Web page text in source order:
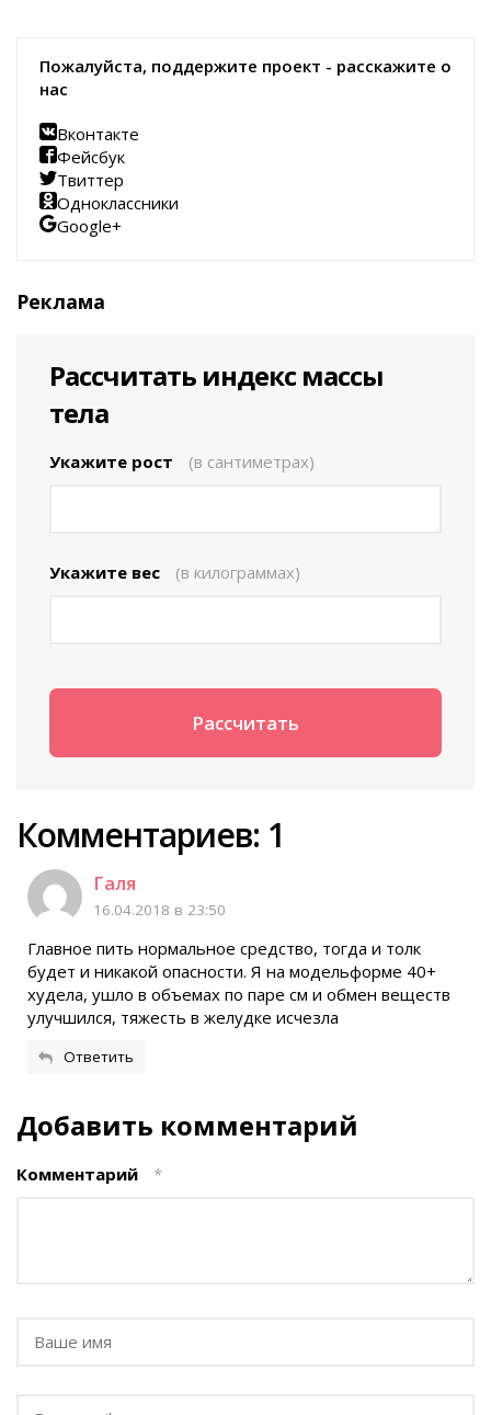
Пожалуйста, поддержите проект - расскажите о
нас
Вконтакте
Фейсбук
Твиттер
Одноклассники
Google+
Реклама
Рассчитать индекс массы
тела
Укажите рост (в сантиметрах)
Укажите вес (в килограммах)
Комментариев: 1
Галя
16.04.2018 в 23:50
Главное пить нормальное средство, тогда и толк
будет и никакой опасности. Я на модельформе 40+
худела, ушло в объемах по паре см и обмен веществ
улучшился, тяжесть в желудке исчезла
Ответить
Добавить комментарий
Комментарий *